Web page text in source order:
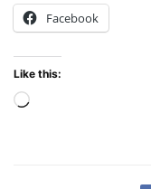
Facebook
Like this: